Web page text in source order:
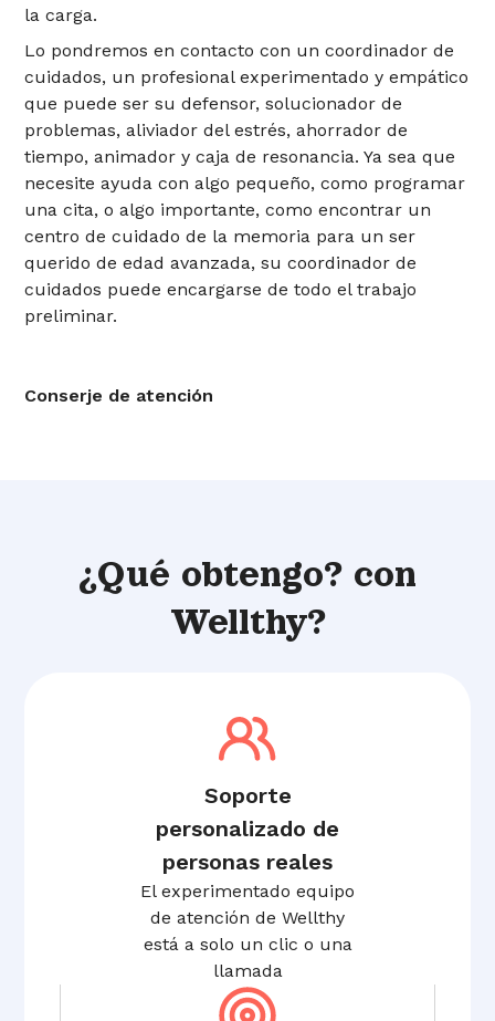
la carga.
Lo pondremos en contacto con un coordinador de
cuidados, un profesional experimentado y empático
que puede ser su defensor, solucionador de
problemas, aliviador del estrés, ahorrador de
tiempo, animador y caja de resonancia. Ya sea que
necesite ayuda con algo pequeño, como programar
una cita, o algo importante, como encontrar un
centro de cuidado de la memoria para un ser
querido de edad avanzada, su coordinador de
cuidados puede encargarse de todo el trabajo
preliminar.
Conserje de atención
¿Qué obtengo? con
Wellthy?
Soporte
personalizado de
personas reales
El experimentado equipo
de atención de Wellthy
está a solo un clic o una
llamada